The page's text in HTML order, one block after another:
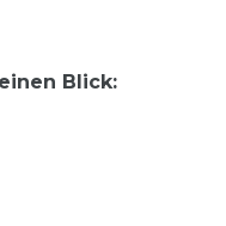
Blick: